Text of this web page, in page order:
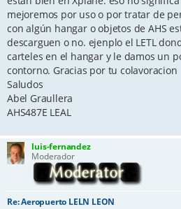
mejoremos por uso o por tratar de
con algún hangar o objetos de AHS
descarguen o no. ejenplo el LETL
carteles en el hangar y le damos un
contorno. Gracias por tu colavoracion
Saludos
Abel Graullera
AHS487E LEAL
luis-fernandez
Moderador
Re: Aeropuerto LELN LEON